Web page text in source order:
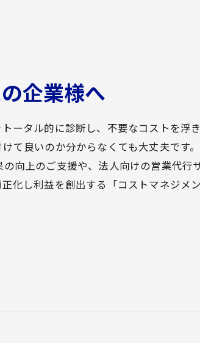
企業様へ
ータル的に診断し、不要なコストを浮
て良いのか分からなくても大丈夫です
向上のご支援や、法人向けの営業代行
化し利益を創出する「コストマネジメ